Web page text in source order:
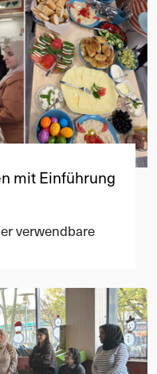
mit Einführung
verwendbare